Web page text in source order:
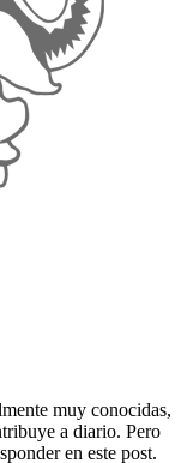
muy conocidas,
a diario. Pero
en este post.